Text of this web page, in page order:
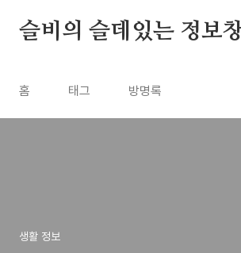
슬비의 슬데있는 정보
홈 태그 방명록
생활 정보